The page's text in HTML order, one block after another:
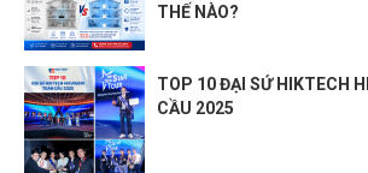
THẾ NÀO?
TOP 10 ĐẠI SỨ HIKTECH
CẦU 2025